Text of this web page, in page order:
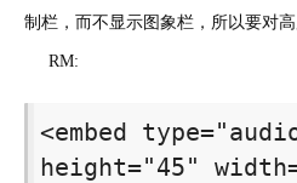
制栏，而不显示图象栏，所以要对高
RM:
<embed
height="45"